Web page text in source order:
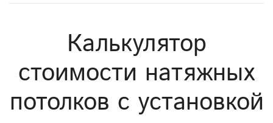
Калькулятор
стоимости натяжных
потолков с установкой